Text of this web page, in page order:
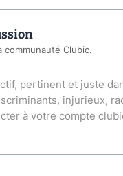
communauté Clubic.